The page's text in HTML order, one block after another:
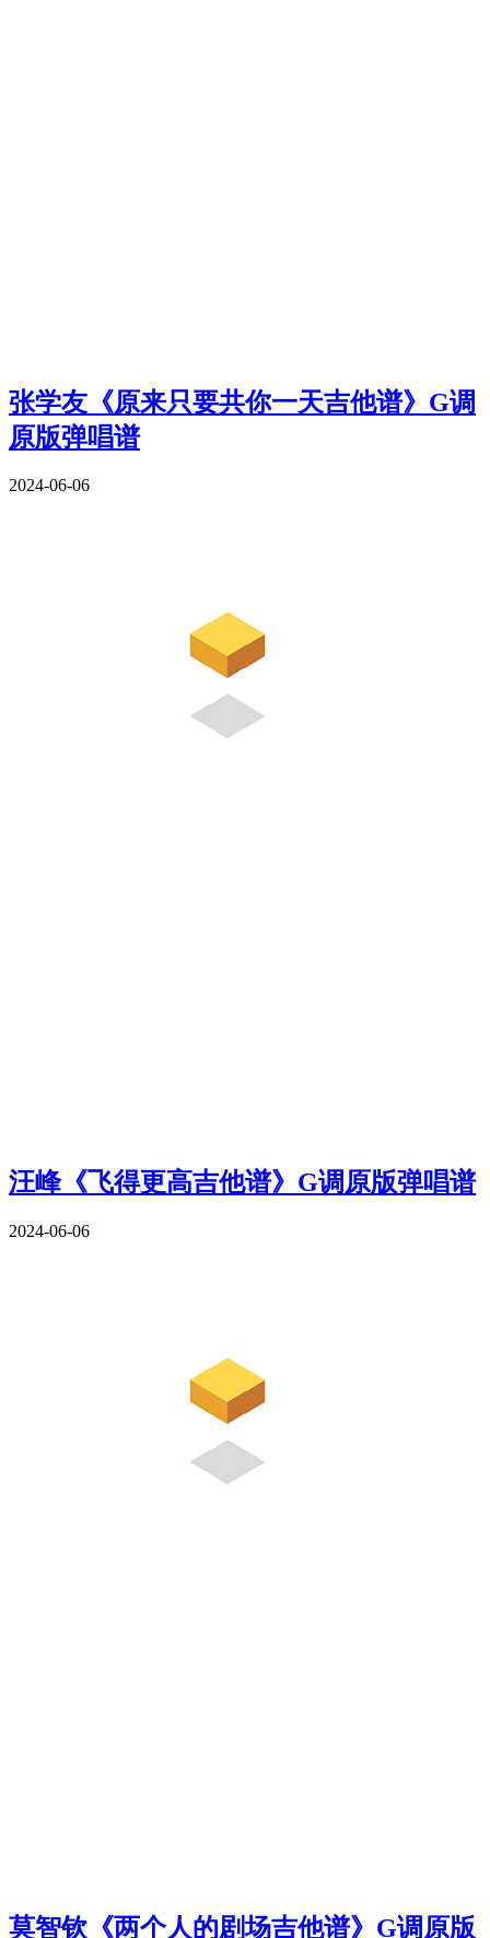
张学友《原来只要共你一天吉他谱》G调
原版弹唱谱
2024-06-06
汪峰《飞得更高吉他谱》G调原版弹唱谱
2024-06-06
莫智钦《两个人的剧场吉他谱》G调原版